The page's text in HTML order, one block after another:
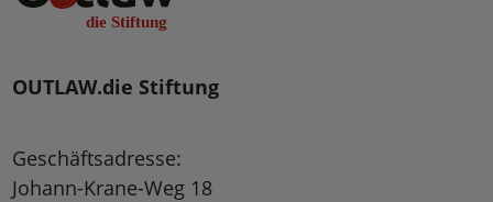
OUTLAW.die Stiftung
Geschäftsadresse:
Johann-Krane-Weg 18